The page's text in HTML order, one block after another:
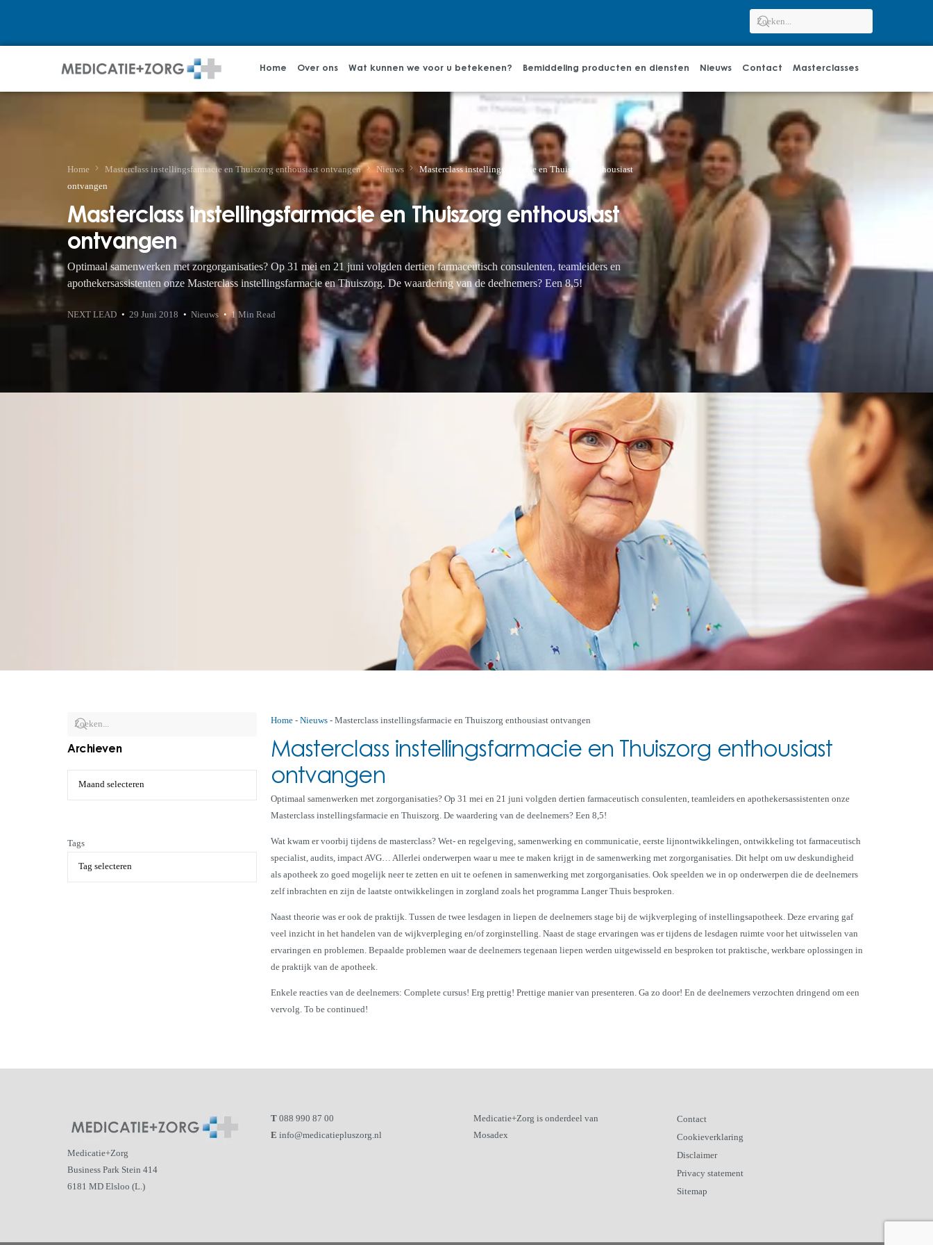
Home Over ons Wat kunnen we voor u betekenen? Bemiddeling producten en diensten Nieuws Contact Masterclasses
Home Masterclass instellingsfarmacie en Thuiszorg enthousiast ontvangen Nieuws
Masterclass instellingsfarmacie en Thuiszorg enthousiast
ontvangen
Masterclass instellingsfarmacie en Thuiszorg enthousiast
ontvangen
Optimaal samenwerken met zorgorganisaties? Op 31 mei en 21 juni volgden dertien farmaceutisch consulenten, teamleiders en
apothekersassistenten onze Masterclass instellingsfarmacie en Thuiszorg. De waardering van de deelnemers? Een 8,5!
NEXT LEAD 29 Juni 2018 Nieuws 1 Min Read
Archieven
Tags
Home- Nieuws- Masterclass instellingsfarmacie en Thuiszorg enthousiast ontvangen
Masterclass instellingsfarmacie en Thuiszorg enthousiast
ontvangen
Optimaal samenwerken met zorgorganisaties? Op 31 mei en 21 juni volgden dertien farmaceutisch consulenten, teamleiders en apothekersassistenten onze
Masterclass instellingsfarmacie en Thuiszorg. De waardering van de deelnemers? Een 8,5!
Wat kwam er voorbij tijdens de masterclass? Wet- en regelgeving, samenwerking en communicatie, eerste lijnontwikkelingen, ontwikkeling tot farmaceutisch
specialist, audits, impact AVG… Allerlei onderwerpen waar u mee te maken krijgt in de samenwerking met zorgorganisaties. Dit helpt om uw deskundigheid
als apotheek zo goed mogelijk neer te zetten en uit te oefenen in samenwerking met zorgorganisaties. Ook speelden we in op onderwerpen die de deelnemers
zelf inbrachten en zijn de laatste ontwikkelingen in zorgland zoals het programma Langer Thuis besproken.
Naast theorie was er ook de praktijk. Tussen de twee lesdagen in liepen de deelnemers stage bij de wijkverpleging of instellingsapotheek. Deze ervaring gaf
veel inzicht in het handelen van de wijkverpleging en/of zorginstelling. Naast de stage ervaringen was er tijdens de lesdagen ruimte voor het uitwisselen van
ervaringen en problemen. Bepaalde problemen waar de deelnemers tegenaan liepen werden uitgewisseld en besproken tot praktische, werkbare oplossingen in
de praktijk van de apotheek.
Enkele reacties van de deelnemers: Complete cursus! Erg prettig! Prettige manier van presenteren. Ga zo door! En de deelnemers verzochten dringend om een
vervolg. To be continued!
Medicatie+Zorg
Business Park Stein 414
6181 MD Elsloo (L.)
T 088 990 87 00
E info@medicatiepluszorg.nl
Medicatie+Zorg is onderdeel van
Mosadex
Contact
Cookieverklaring
Disclaimer
Privacy statement
Sitemap